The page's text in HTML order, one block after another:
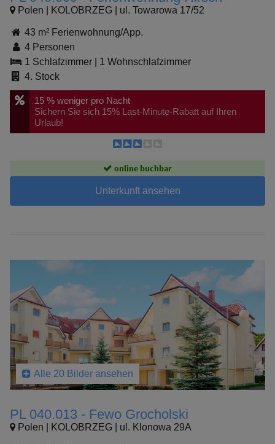
Polen | KOLOBRZEG | ul. Towarowa 17/52
43 m² Ferienwohnung/App.
4 Personen
1 Schlafzimmer
1 Wohnschlafzimmer
4. Stock
15 % weniger pro Nacht
Sichern Sie sich 15% Last-Minute-Rabatt auf Ihren
Urlaub!
online buchbar
Unterkunft ansehen
Alle 20 Bilder ansehen
PL 040.013 - Fewo Grocholski
Polen | KOLOBRZEG | ul. Klonowa 29A